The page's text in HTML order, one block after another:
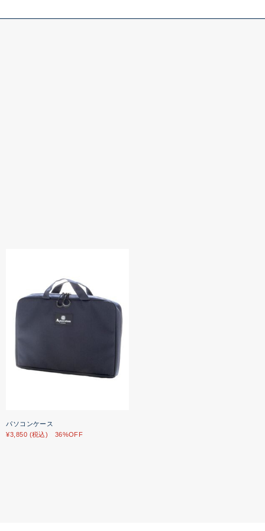
パソコンケース
¥3,850 (税込) 36%OFF